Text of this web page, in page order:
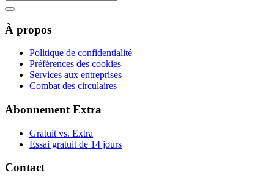
À propos
Politique de confidentialité
Préférences des cookies
Services aux entreprises
Combat des circulaires
Abonnement Extra
Gratuit vs. Extra
Essai gratuit de 14 jours
Contact